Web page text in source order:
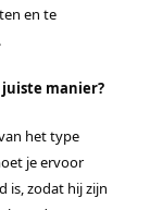
en te
manier?
het type
je ervoor
is, zodat hij zijn